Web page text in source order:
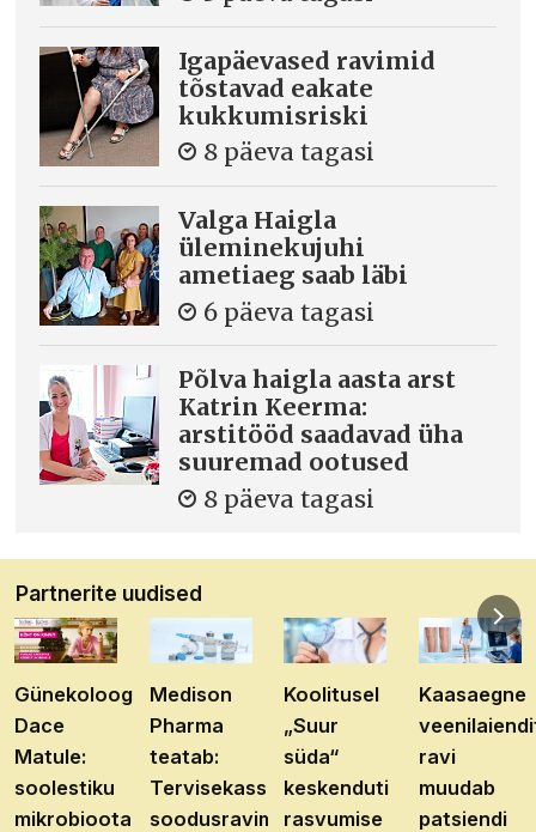
Igapäevased ravimid
tõstavad eakate
kukkumisriski
8 päeva tagasi
Valga Haigla
üleminekujuhi
ametiaeg saab läbi
6 päeva tagasi
Põlva haigla aasta arst
Katrin Keerma:
arstitööd saadavad üha
suuremad ootused
8 päeva tagasi
Partnerite uudised
Günekoloog
Dace
Matule:
soolestiku
mikrobioota
Medison
Pharma
teatab:
Tervisekassa
soodusravimite
Koolitusel
„Suur
süda“
keskenduti
rasvumise
Kaasaegne
ravi
muudab
patsiendi